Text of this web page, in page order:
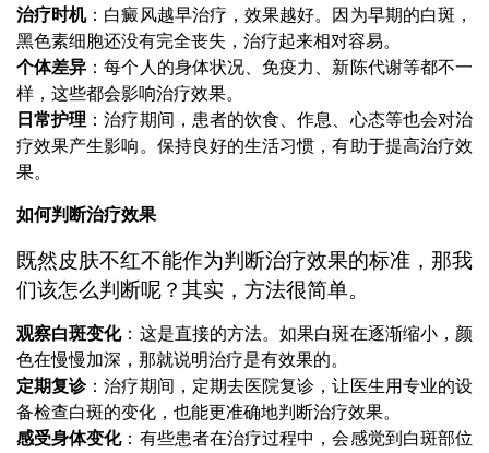
治疗时机：白癜风越早治疗，效果越好。因为早期的白斑，
黑色素细胞还没有完全丧失，治疗起来相对容易。
个体差异 ：每个人的身体状况、免疫力、新陈代谢等都不一
样，这些都会影响治疗效果。
日常护理 ：治疗期间，患者的饮食、作息、心态等也会对治
疗效果产生影响。保持良好的生活习惯，有助于提高治疗效
果。
如何判断治疗效果
既然皮肤不红不能作为判断治疗效果的标准，那我
们该怎么判断呢？其实，方法很简单。
观察白斑变化：这是直接的方法。如果白斑在逐渐缩小，颜
色在慢慢加深，那就说明治疗是有效果的。
定期复诊：治疗期间，定期去医院复诊，让医生用专业的设
备检查白斑的变化，也能更准确地判断治疗效果。
感受身体变化：有些患者在治疗过程中，会感觉到白斑部位